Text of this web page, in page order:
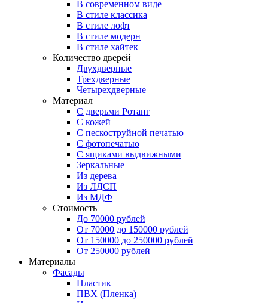
В современном виде
В стиле классика
В стиле лофт
В стиле модерн
В стиле хайтек
Количество дверей
Двухдверные
Трехдверные
Четырехдверные
Материал
C дверьми Ротанг
C кожей
C пескоструйной печатью
C фотопечатью
C ящиками выдвижными
Зеркальные
Из дерева
Из ЛДСП
Из МДФ
Стоимость
До 70000 рублей
От 70000 до 150000 рублей
От 150000 до 250000 рублей
От 250000 рублей
Материалы
Фасады
Пластик
ПВХ (Пленка)